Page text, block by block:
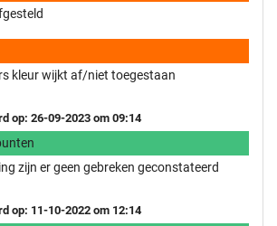
kleur wijkt af/niet toegestaan
op: 26-09-2023 om 09:14
zijn er geen gebreken geconstateerd
op: 11-10-2022 om 12:14